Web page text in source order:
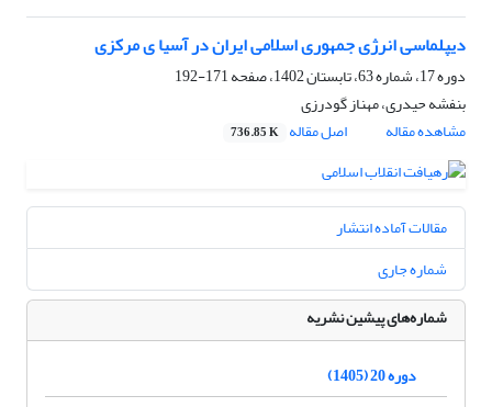
دیپلماسی انرژی جمهوری اسلامی ایران در آسیا ی مرکزی
دوره 17، شماره 63، تابستان 1402، صفحه
171-192
بنفشه حیدری، مهناز گودرزی
مشاهده مقاله
اصل مقاله 736.85 K
مقالات آماده انتشار
شماره جاری
شماره‌های پیشین نشریه
دوره 20 (1405)